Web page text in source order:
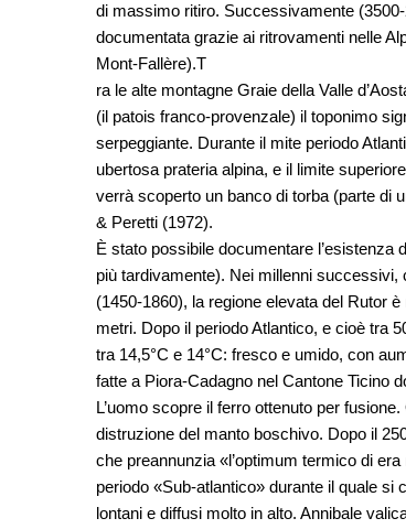
di massimo ritiro. Successivamente
documentata grazie ai ritrovamenti nelle
Mont-Fallère).T
ra le alte montagne Graie della Valle
(il patois franco-provenzale) il toponimo
serpeggiante. Durante il mite periodo
ubertosa prateria alpina, e il limite
verrà scoperto un banco di torba (parte di
& Peretti (1972).
È stato possibile documentare l’esistenza
più tardivamente). Nei millenni
(1450-1860), la regione elevata del Rutor
metri. Dopo il periodo Atlantico, e cioè tra
tra 14,5°C e 14°C: fresco e umido, con
fatte a Piora-Cadagno nel Cantone Ticino
L’uomo scopre il ferro ottenuto per
distruzione del manto boschivo. Dopo il
che preannunzia «l’optimum termico di
periodo «Sub-atlantico» durante il quale si
lontani e diffusi molto in alto. Annibale